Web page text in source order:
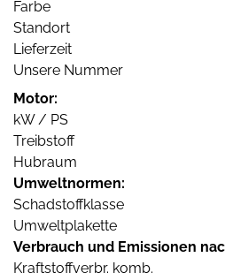
Farbe
Standort
Lieferzeit
Unsere Nummer
Motor:
kW / PS
Treibstoff
Hubraum
Umweltnormen:
Schadstoffklasse
Umweltplakette
Verbrauch und Emissionen
Kraftstoffverbr. komb.